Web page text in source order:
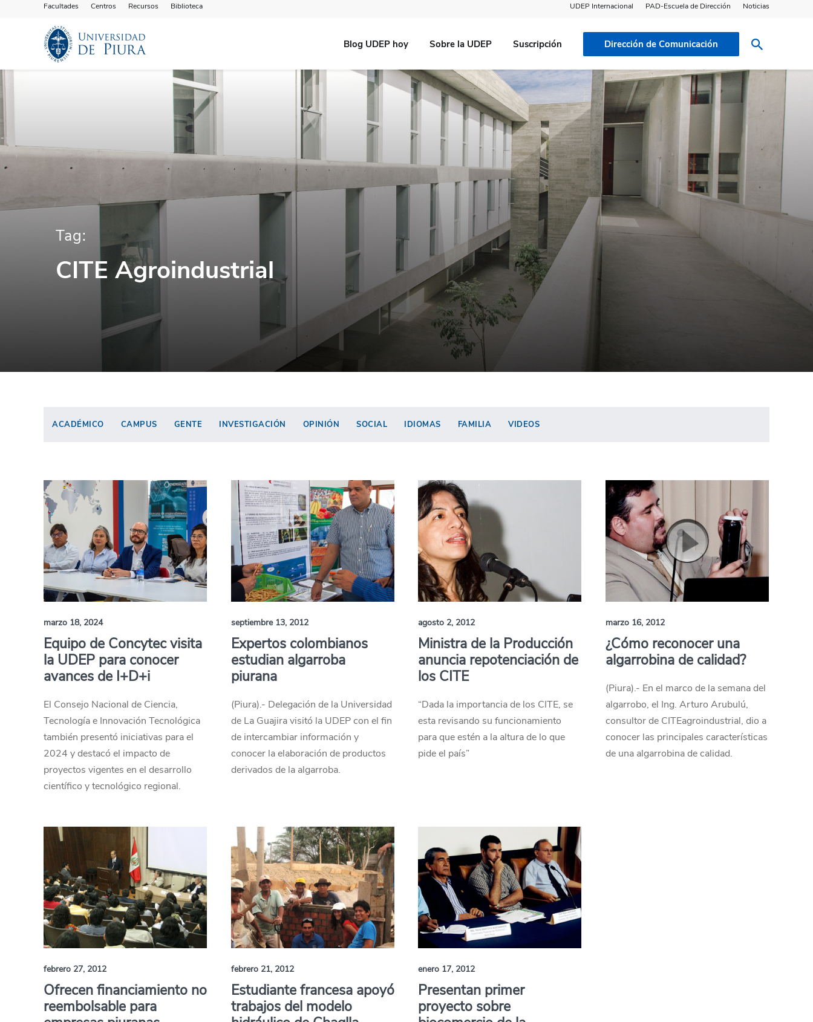
Facultades Centros Recursos Biblioteca UDEP Internacional PAD-Escuela de Dirección Noticias
Blog UDEP hoy Sobre la UDEP Suscripción Dirección de Comunicación
Tag:
CITE Agroindustrial
ACADÉMICO CAMPUS GENTE INVESTIGACIÓN OPINIÓN SOCIAL IDIOMAS FAMILIA VIDEOS
marzo 18, 2024
Equipo de Concytec visita
la UDEP para conocer
avances de I+D+i
El Consejo Nacional de Ciencia,
Tecnología e Innovación Tecnológica
también presentó iniciativas para el
2024 y destacó el impacto de
proyectos vigentes en el desarrollo
científico y tecnológico regional.
septiembre 13, 2012
Expertos colombianos
estudian algarroba
piurana
(Piura).- Delegación de la Universidad
de La Guajira visitó la UDEP con el fin
de intercambiar información y
conocer la elaboración de productos
derivados de la algarroba.
agosto 2, 2012
Ministra de la Producción
anuncia repotenciación de
los CITE
“Dada la importancia de los CITE, se
esta revisando su funcionamiento
para que estén a la altura de lo que
pide el país”
marzo 16, 2012
¿Cómo reconocer una
algarrobina de calidad?
(Piura).- En el marco de la semana del
algarrobo, el Ing. Arturo Arubulú,
consultor de CITEagroindustrial, dio a
conocer las principales características
de una algarrobina de calidad.
febrero 27, 2012
Ofrecen financiamiento no
reembolsable para
febrero 21, 2012
Estudiante francesa apoyó
trabajos del modelo
enero 17, 2012
Presentan primer
proyecto sobre